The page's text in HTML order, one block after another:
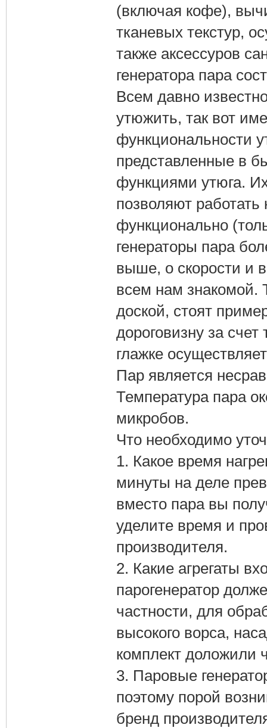
(включая кофе),
тканевых текстур,
также аксессуров
генератора пара
Всем давно
утюжить, так вот
функциональности
представленные в
функциями утюга.
позволяют
функционально
генераторы пара
выше, о скорости и
всем нам знакомой.
доской, стоят
дороговизну за
глажке
Пар является
Температура пара
микробов.
Что необходимо
1. Какое время
минуты на деле
вместо пара вы
уделите время и
производителя.
2. Какие агрегаты
парогенератор
частности, для
высокого ворса,
комплект доложили
3. Паровые
поэтому порой
бренд